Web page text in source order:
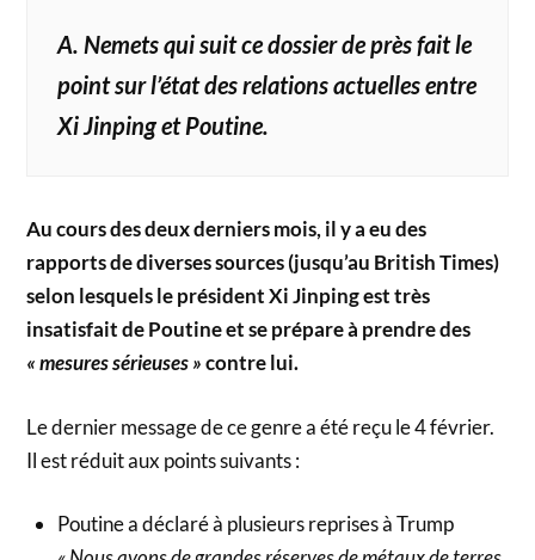
A. Nemets qui suit ce dossier de près fait le
point sur l’état des relations actuelles entre
Xi Jinping et Poutine.
Au cours des deux derniers mois, il y a eu des
rapports de diverses sources (jusqu’au British Times)
selon lesquels le président Xi Jinping est très
insatisfait de Poutine et se prépare à prendre des
« mesures sérieuses »contre lui.
Le dernier message de ce genre a été reçu le 4 février.
Il est réduit aux points suivants :
Poutine a déclaré à plusieurs reprises à Trump